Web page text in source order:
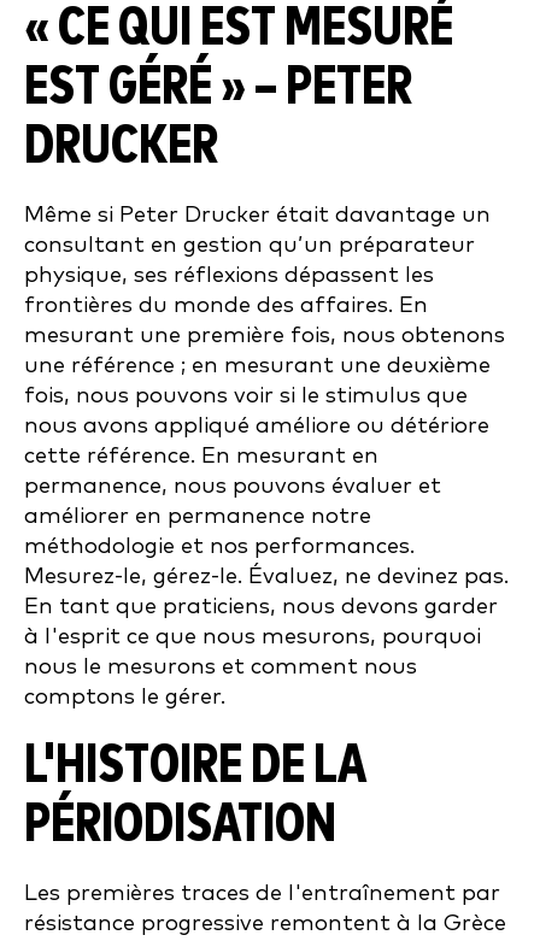
« CE QUI EST MESURÉ
EST GÉRÉ » – PETER
DRUCKER
Même si Peter Drucker était davantage un
consultant en gestion qu’un préparateur
physique, ses réflexions dépassent les
frontières du monde des affaires. En
mesurant une première fois, nous obtenons
une référence ; en mesurant une deuxième
fois, nous pouvons voir si le stimulus que
nous avons appliqué améliore ou détériore
cette référence. En mesurant en
permanence, nous pouvons évaluer et
améliorer en permanence notre
méthodologie et nos performances.
Mesurez-le, gérez-le. Évaluez, ne devinez pas.
En tant que praticiens, nous devons garder
à l'esprit ce que nous mesurons, pourquoi
nous le mesurons et comment nous
comptons le gérer.
L'HISTOIRE DE LA
PÉRIODISATION
Les premières traces de l'entraînement par
résistance progressive remontent à la Grèce